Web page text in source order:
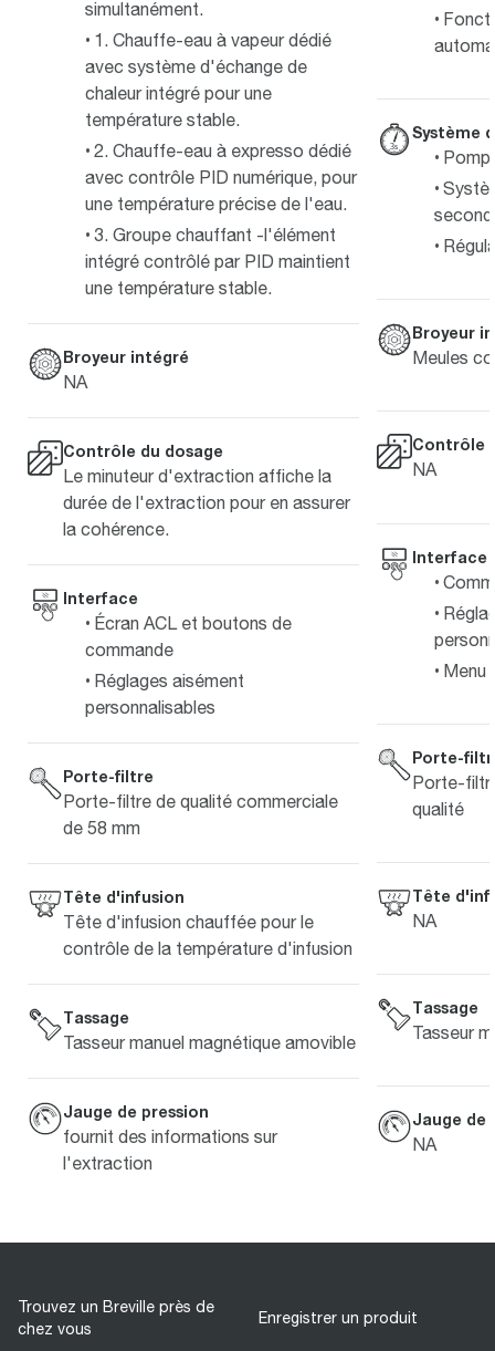
simultanément.
1. Chauffe-eau à vapeur dédié
avec système d'échange de
chaleur intégré pour une
température stable.
2. Chauffe-eau à expresso dédié
avec contrôle PID numérique, pour
une température précise de l'eau.
3. Groupe chauffant -l'élément
intégré contrôlé par PID maintient
une température stable.
Broyeur intégré
NA
Contrôle du dosage
Le minuteur d'extraction affiche la
durée de l'extraction pour en assurer
la cohérence.
Interface
Écran ACL et boutons de
commande
Réglages aisément
personnalisables
Porte-filtre
Porte-filtre de qualité commerciale
de 58 mm
Tête d'infusion
Tête d'infusion chauffée pour le
contrôle de la température d'infusion
Tassage
Tasseur manuel magnétique amovible
Jauge de pression
fournit des informations sur
l'extraction
Système
Broyeur
Meules
Contrôle
NA
Interface
Menu
Porte-
Porte-
qualité
Tête
NA
Tassage
Tasseur
Jauge de
NA
Trouvez un Breville près de
chez vous
Enregistrer un produit